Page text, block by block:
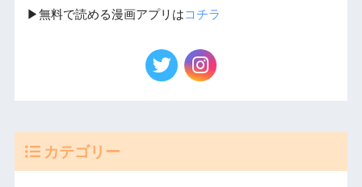
▶︎無料で読める漫画アプリはコチラ
カテゴリー